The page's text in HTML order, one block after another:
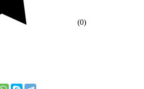
(0)